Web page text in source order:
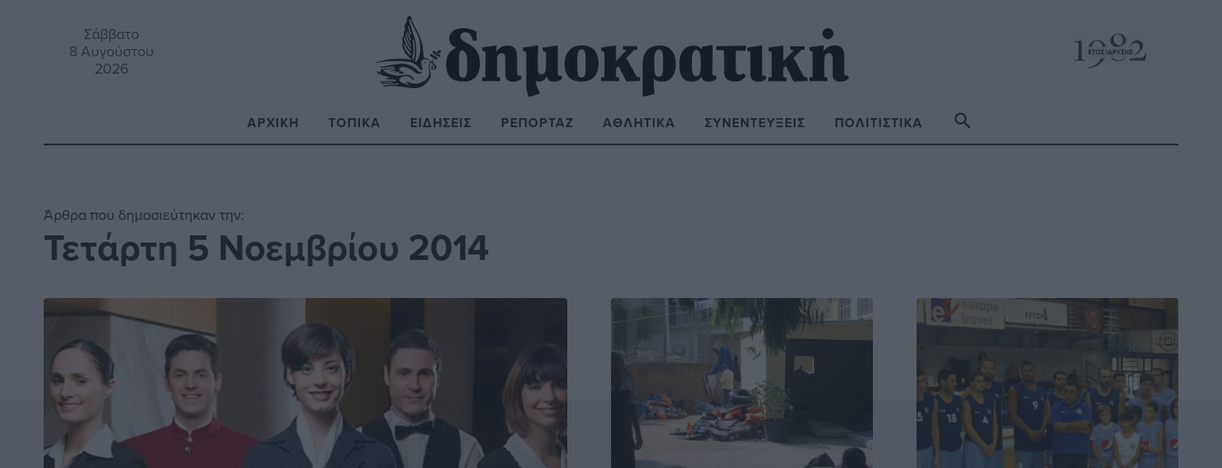
Σάββατο
8 Αυγούστου
2026
ΑΡΧΙΚΉ ΤΟΠΙΚΆ ΕΙΔΉΣΕΙΣ ΡΕΠΟΡΤΆΖ ΑΘΛΗΤΙΚΆ ΣΥΝΕΝΤΕΎΞΕΙΣ ΠΟΛΙΤΙΣΤΙΚΆ
Άρθρα που δημοσιεύτηκαν την:
Τετάρτη 5 Νοεμβρίου 2014